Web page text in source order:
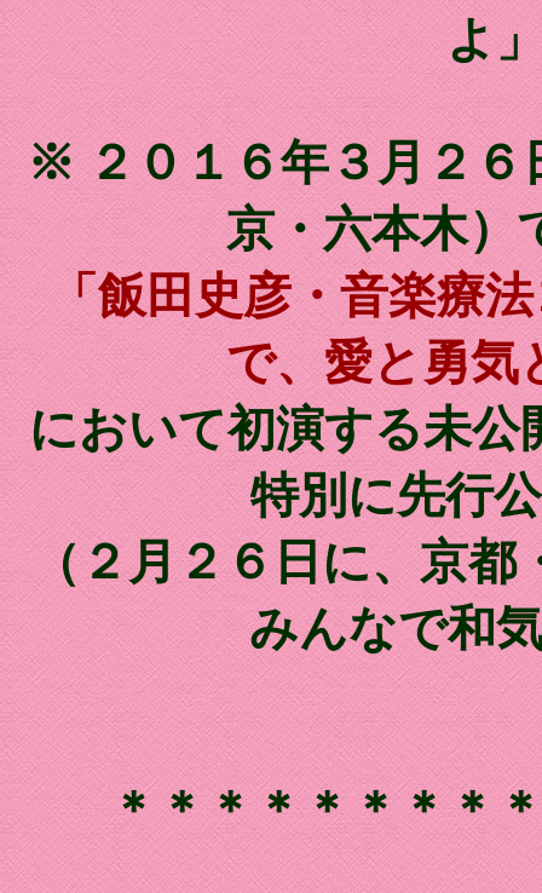
よ
※ ２０１６年３月２６
京・六本木）
「飯田史彦・音楽療
で、愛と勇気
において初演する未公
特別に先行
（２月２６日に、京都
みんなで和
＊＊＊＊＊＊＊＊